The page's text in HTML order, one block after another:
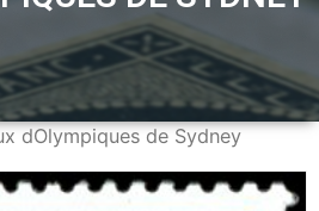
dOlympiques de Sydney